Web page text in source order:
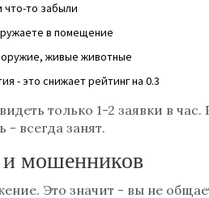
что-то забыли
в помещение
живые животные
- это снижает рейтинг на 0.3
только 1-2 заявки в
- всегда занят.
и мошенников
Это значит - вы не